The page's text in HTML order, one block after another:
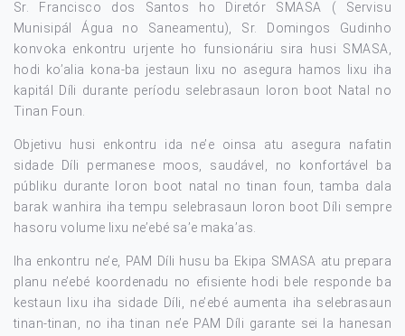
Sr. Francisco dos Santos ho Diretór SMASA ( Servisu
Munisipál Água no Saneamentu), Sr. Domingos Gudinho
konvoka enkontru urjente ho funsionáriu sira husi SMASA,
hodi ko’alia kona-ba jestaun lixu no asegura hamos lixu iha
kapitál Díli durante períodu selebrasaun loron boot Natal no
Tinan Foun.
Objetivu husi enkontru ida ne’e oinsa atu asegura nafatin
sidade Díli permanese moos, saudável, no konfortável ba
públiku durante loron boot natal no tinan foun, tamba dala
barak wanhira iha tempu selebrasaun loron boot Díli sempre
hasoru volume lixu ne’ebé sa’e maka’as.
Iha enkontru ne’e, PAM Díli husu ba Ekipa SMASA atu prepara
planu ne’ebé koordenadu no efisiente hodi bele responde ba
kestaun lixu iha sidade Díli, ne’ebé aumenta iha selebrasaun
tinan-tinan, no iha tinan ne’e PAM Díli garante sei la hanesan